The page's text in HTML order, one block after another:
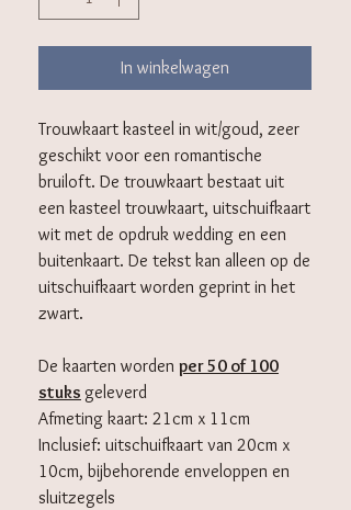
In winkelwagen
Trouwkaart kasteel in wit/goud, zeer
geschikt voor een romantische
bruiloft. De trouwkaart bestaat uit
een kasteel trouwkaart, uitschuifkaart
wit met de opdruk wedding en een
buitenkaart. De tekst kan alleen op de
uitschuifkaart worden geprint in het
zwart.
De kaarten worden per 50 of 100
stuks geleverd
Afmeting kaart: 21cm x 11cm
Inclusief: uitschuifkaart van 20cm x
10cm, bijbehorende enveloppen en
sluitzegels